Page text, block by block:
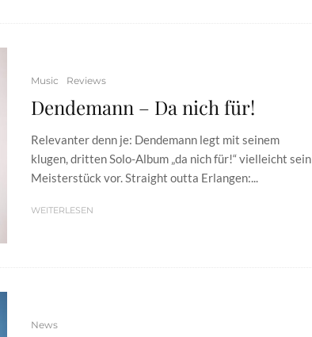
Music Reviews
Dendemann – Da nich für!
Relevanter denn je: Dendemann legt mit seinem
klugen, dritten Solo-Album „da nich für!“ vielleicht sein
Meisterstück vor. Straight outta Erlangen:...
WEITERLESEN
News